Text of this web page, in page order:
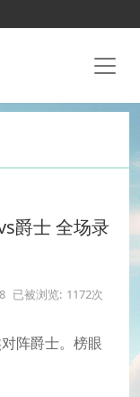
爵士 全场录
已被浏览: 1172次
阵爵士。榜眼